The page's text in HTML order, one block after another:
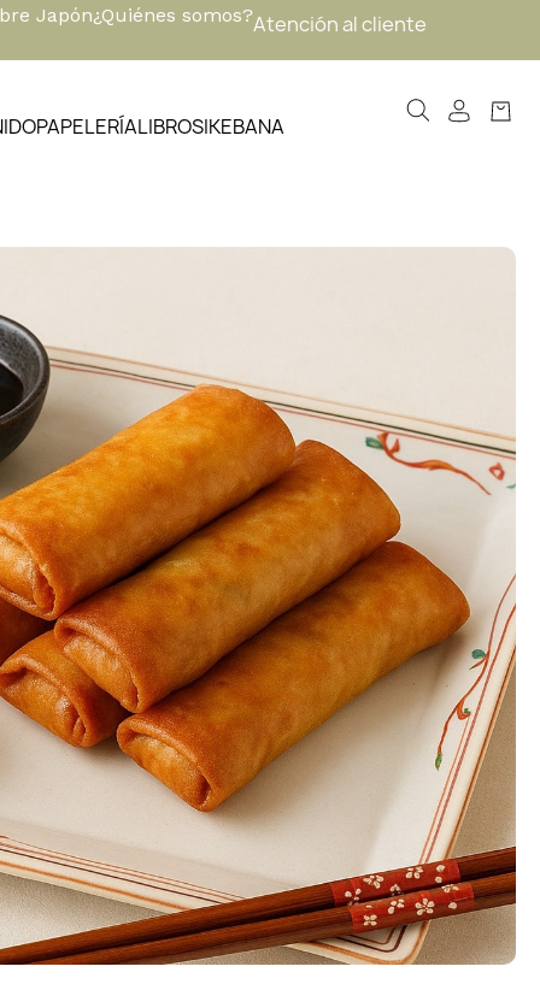
Japón¿Quiénes somos?Atención al cliente
PAPELERÍALIBROSIKEBANA